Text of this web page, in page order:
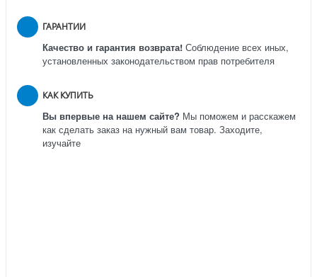
ГАРАНТИИ
Качество и гарантия возврата! Соблюдение всех иных,
установленных законодательством прав потребителя
КАК КУПИТЬ
Вы впервые на нашем сайте? Мы поможем и расскажем
как сделать заказ на нужный вам товар. Заходите,
изучайте